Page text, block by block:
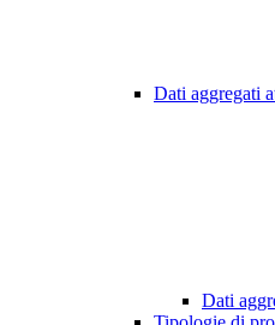
Dati aggregati
Dati